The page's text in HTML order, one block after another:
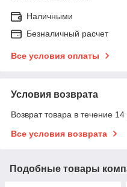
Наличными
Безналичный расчет
Все условия оплаты
Условия возврата
Возврат товара в течение
Все условия возврата
Подобные товары